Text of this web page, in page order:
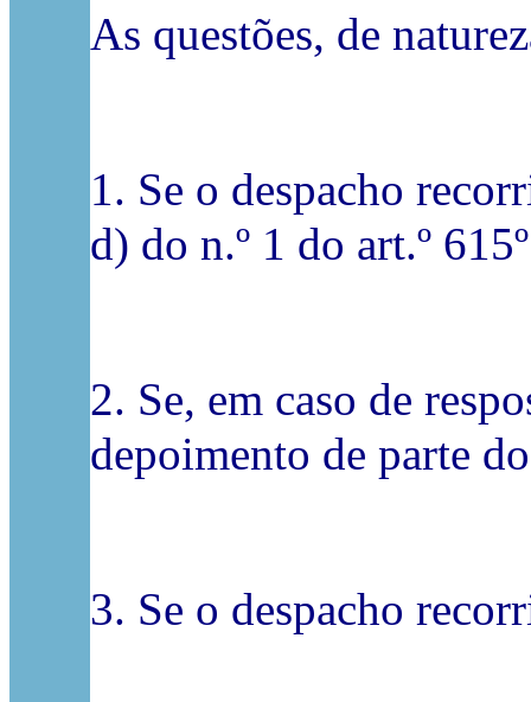
As questões, de
1. Se o despacho
d) do n.º 1 do art.º
2. Se, em caso de
depoimento de parte
3. Se o despacho